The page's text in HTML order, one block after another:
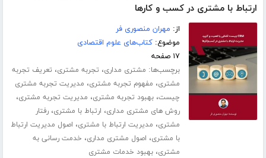
ارتباط با مشتری در کسب و‌ کارها
از: مهران منصوری فر
موضوع:کتاب‌های علوم اقتصادی
۱۷ صفحه
برچسب‌ها: مشتری مداری، تجربه مشتری، تعریف تجربه
مشتری، مفهوم تجربه مشتری، مدیریت تجربه مشتری
چیست،بهبود تجربه مشتری، مدیریت تجربه مشتری،
روش های مشتری مداری، ارتباط با مشتری،رفتار
مشتری، مدیریت ارتباط با مشتری، اصول مدیریت ارتباط
با مشتری، اصول مشتری مداری، خدمت رسانی به
مشتری،بهبود خدمات مشتری